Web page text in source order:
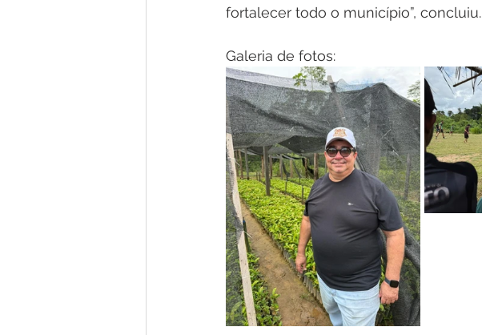
fortalecer todo o município”, concluiu.
Galeria de fotos: